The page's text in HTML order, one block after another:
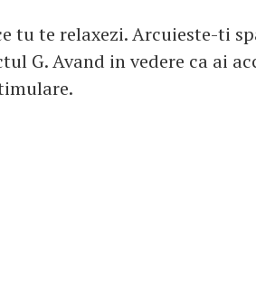
tu te relaxezi. Arcuieste-ti
G. Avand in vedere ca ai